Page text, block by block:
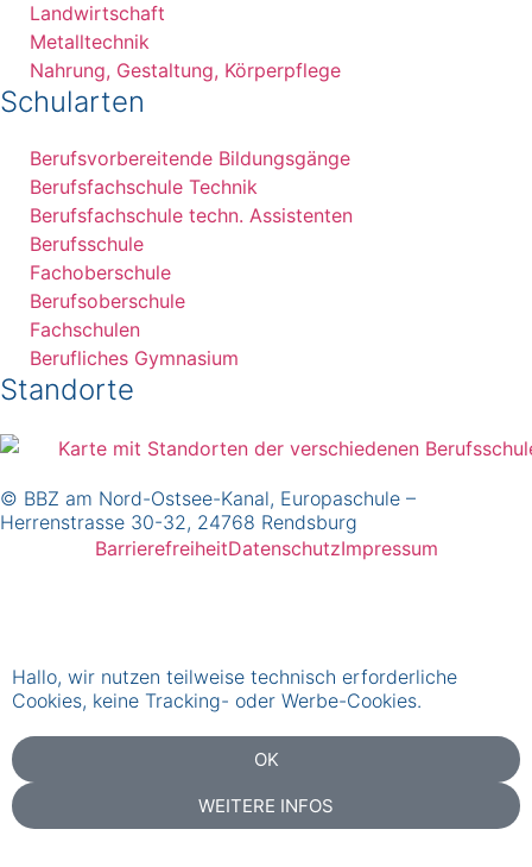
Landwirtschaft
Metalltechnik
Nahrung, Gestaltung, Körperpflege
Schularten
Berufsvorbereitende Bildungsgänge
Berufsfachschule Technik
Berufsfachschule techn. Assistenten
Berufsschule
Fachoberschule
Berufsoberschule
Fachschulen
Berufliches Gymnasium
Standorte
© BBZ am Nord-Ostsee-Kanal, Europaschule –
Herrenstrasse 30-32, 24768 Rendsburg
BarrierefreiheitDatenschutzImpressum
Hallo, wir nutzen teilweise technisch erforderliche
Cookies, keine Tracking- oder Werbe-Cookies.
OK
WEITERE INFOS